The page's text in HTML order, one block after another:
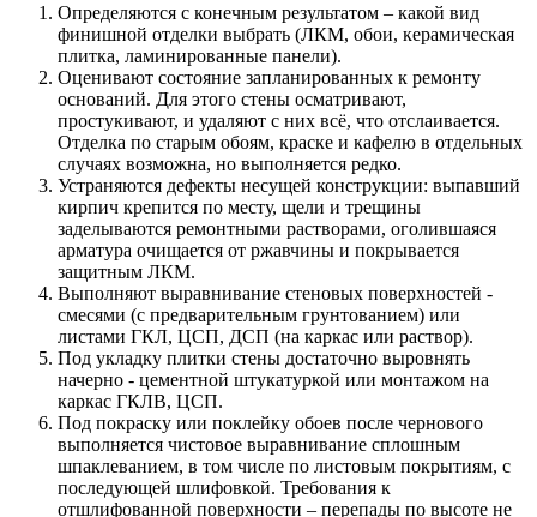
Определяются с конечным результатом – какой вид
финишной отделки выбрать (ЛКМ, обои, керамическая
плитка, ламинированные панели).
Оценивают состояние запланированных к ремонту
оснований. Для этого стены осматривают,
простукивают, и удаляют с них всё, что отслаивается.
Отделка по старым обоям, краске и кафелю в отдельных
случаях возможна, но выполняется редко.
Устраняются дефекты несущей конструкции: выпавший
кирпич крепится по месту, щели и трещины
заделываются ремонтными растворами, оголившаяся
арматура очищается от ржавчины и покрывается
защитным ЛКМ.
Выполняют выравнивание стеновых поверхностей -
смесями (с предварительным грунтованием) или
листами ГКЛ, ЦСП, ДСП (на каркас или раствор).
Под укладку плитки стены достаточно выровнять
начерно - цементной штукатуркой или монтажом на
каркас ГКЛВ, ЦСП.
Под покраску или поклейку обоев после чернового
выполняется чистовое выравнивание сплошным
шпаклеванием, в том числе по листовым покрытиям, с
последующей шлифовкой. Требования к
отшлифованной поверхности – перепады по высоте не